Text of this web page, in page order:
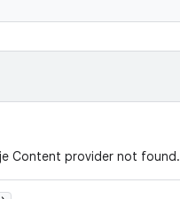
Content provider not found.